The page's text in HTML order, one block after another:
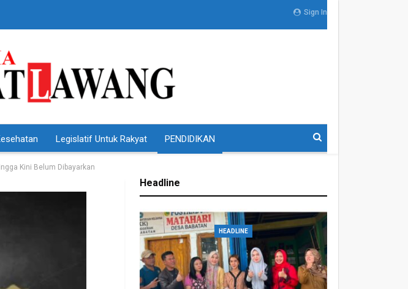
Sign In
Legislatif Untuk Rakyat PENDIDIKAN
Kini Belum Dibayarkan
Headline
HEADLINE